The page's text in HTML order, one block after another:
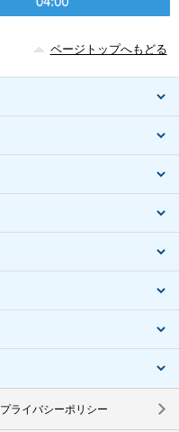
ページトップへもどる
プライバシーポリシー